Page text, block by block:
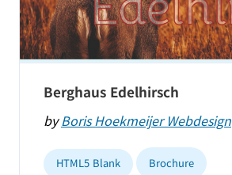
Berghaus Edelhirsch
byBoris Hoekmeijer Webdesign
HTML5 Blank Brochure